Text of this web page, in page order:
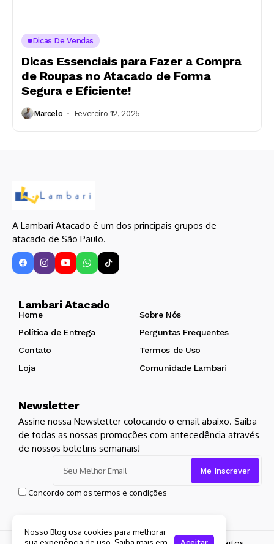
Dicas De Vendas
Dicas Essenciais para Fazer a Compra
de Roupas no Atacado de Forma
Segura e Eficiente!
Marcelo Fevereiro 12, 2025
A Lambari Atacado é um dos principais grupos de
atacado de São Paulo.
Lambari Atacado
Home
Sobre Nós
Política de Entrega
Perguntas Frequentes
Contato
Termos de Uso
Loja
Comunidade Lambari
Newsletter
Assine nossa Newsletter colocando o email abaixo. Saiba
de todas as nossas promoções com antecedência através
de nossos boletins semanais!
Concordo com os termos e condições
Nosso Blog usa cookies para melhorar
Aceitar